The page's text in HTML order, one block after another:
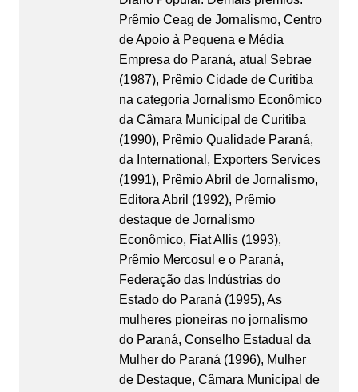
Prêmio Ceag de Jornalismo, Centro
de Apoio à Pequena e Média
Empresa do Paraná, atual Sebrae
(1987), Prêmio Cidade de Curitiba
na categoria Jornalismo Econômico
da Câmara Municipal de Curitiba
(1990), Prêmio Qualidade Paraná,
da International, Exporters Services
(1991), Prêmio Abril de Jornalismo,
Editora Abril (1992), Prêmio
destaque de Jornalismo
Econômico, Fiat Allis (1993),
Prêmio Mercosul e o Paraná,
Federação das Indústrias do
Estado do Paraná (1995), As
mulheres pioneiras no jornalismo
do Paraná, Conselho Estadual da
Mulher do Paraná (1996), Mulher
de Destaque, Câmara Municipal de